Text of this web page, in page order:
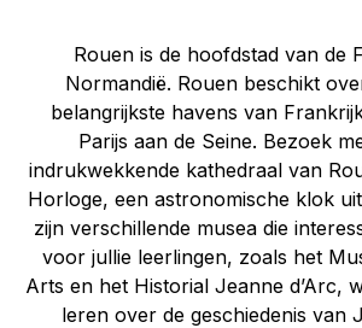
Rouen is de hoofdstad van de
Normandië. Rouen beschikt
belangrijkste havens van
Parijs aan de Seine. Bezoek
indrukwekkende kathedraal van
Horloge, een astronomische klok
zijn verschillende musea die
voor jullie leerlingen, zoals het
Arts en het Historial Jeanne d’Arc,
leren over de geschiedenis van